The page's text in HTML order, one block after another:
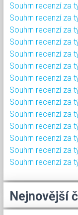
Souhrn recenzí za
Souhrn recenzí za
Souhrn recenzí za
Souhrn recenzí za
Souhrn recenzí za
Souhrn recenzí za
Souhrn recenzí za
Souhrn recenzí za
Souhrn recenzí za
Souhrn recenzí za
Souhrn recenzí za
Souhrn recenzí za
Souhrn recenzí za
Souhrn recenzí za
Nejnovější